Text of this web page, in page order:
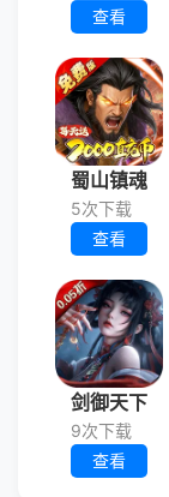
查看
蜀山镇魂
5次下载
查看
剑御天下
9次下载
查看